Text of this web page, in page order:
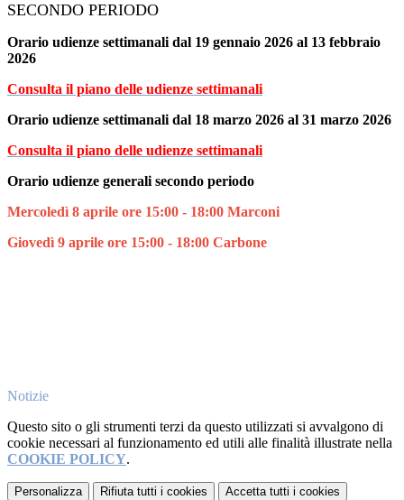
SECONDO PERIODO
Orario udienze settimanali dal 19 gennaio 2026 al 13 febbraio
2026
Consulta il piano delle udienze settimanali
Orario udienze settimanali dal 18 marzo 2026 al 31 marzo 2026
Consulta il piano delle udienze settimanali
Orario udienze generali secondo periodo
Mercoledì 8 aprile ore 15:00 - 18:00 Marconi
Giovedì 9 aprile ore 15:00 - 18:00 Carbone
Notizie
Questo sito o gli strumenti terzi da questo utilizzati si avvalgono di
cookie necessari al funzionamento ed utili alle finalità illustrate nella
COOKIE POLICY.
Personalizza Rifiuta tutti i cookies Accetta tutti i cookies